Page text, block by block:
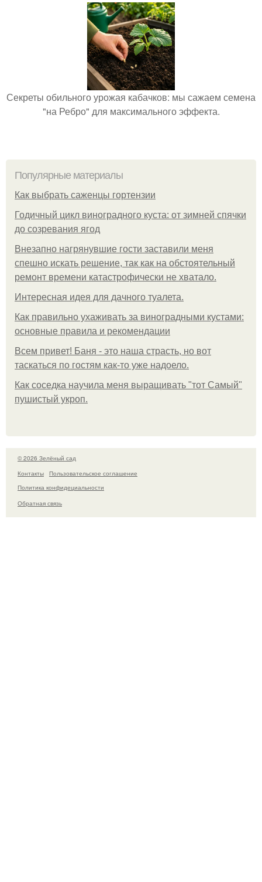
Секреты обильного урожая кабачков: мы сажаем семена
"на Ребро" для максимального эффекта.
Популярные материалы
Как выбрать саженцы гортензии
Годичный цикл виноградного куста: от зимней спячки
до созревания ягод
Внезапно нагрянувшие гости заставили меня
спешно искать решение, так как на обстоятельный
ремонт времени катастрофически не хватало.
Интересная идея для дачного туалета.
Как правильно ухаживать за виноградными кустами:
основные правила и рекомендации
Всем привет! Баня - это наша страсть, но вот
таскаться по гостям как-то уже надоело.
Как соседка научила меня выращивать "тот Самый"
пушистый укроп.
© 2026 Зелёный сад
Контакты
Пользовательское соглашение
Политика конфидециальности
Обратная связь